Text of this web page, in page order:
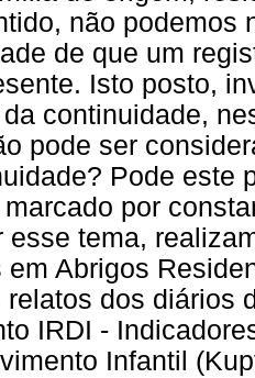
não podemos
de que um
Isto posto,
continuidade,
pode ser
Pode este
por
esse tema,
em Abrigos
relatos dos diários
IRDI -
Infantil